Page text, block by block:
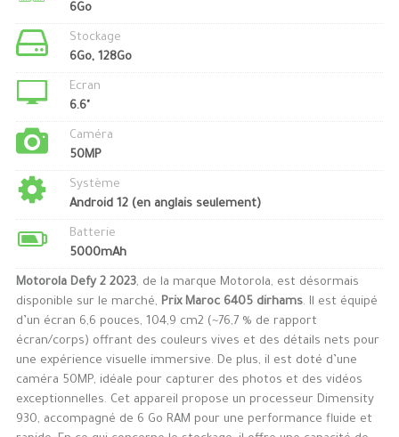
6Go
Stockage
6Go, 128Go
Ecran
6.6"
Caméra
50MP
Système
Android 12 (en anglais seulement)
Batterie
5000mAh
Motorola Defy 2 2023, de la marque Motorola, est désormais
disponible sur le marché, Prix Maroc 6405 dirhams. Il est équipé
d’un écran 6,6 pouces, 104,9 cm2 (~76,7 % de rapport
écran/corps) offrant des couleurs vives et des détails nets pour
une expérience visuelle immersive. De plus, il est doté d’une
caméra 50MP, idéale pour capturer des photos et des vidéos
exceptionnelles. Cet appareil propose un processeur Dimensity
930, accompagné de 6 Go RAM pour une performance fluide et